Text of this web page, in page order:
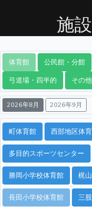
施
体育館 公民館・分館
弓道場・四半的
その
2026年8月 2026年9月
町体育館 西部地区体
多目的スポーツセンター
勝岡小学校体育館 梶
長田小学校体育館 三